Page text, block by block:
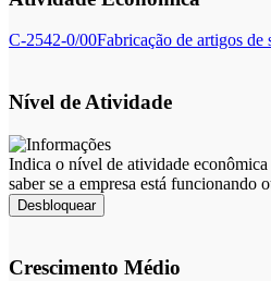
C-2542-0/00Fabricação de artigos de
Nível de Atividade
Indica o nível de atividade
saber se a empresa está funcionando
Desbloquear
Crescimento Médio